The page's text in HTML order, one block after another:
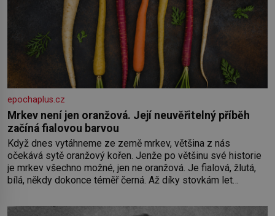
epochaplus.cz
Mrkev není jen oranžová. Její neuvěřitelný příběh
začíná fialovou barvou
Když dnes vytáhneme ze země mrkev, většina z nás
očekává sytě oranžový kořen. Jenže po většinu své historie
je mrkev všechno možné, jen ne oranžová. Je fialová, žlutá,
bílá, někdy dokonce téměř černá. Až díky stovkám let
českou zahradu ani nedokážeme představit. Její příběh je